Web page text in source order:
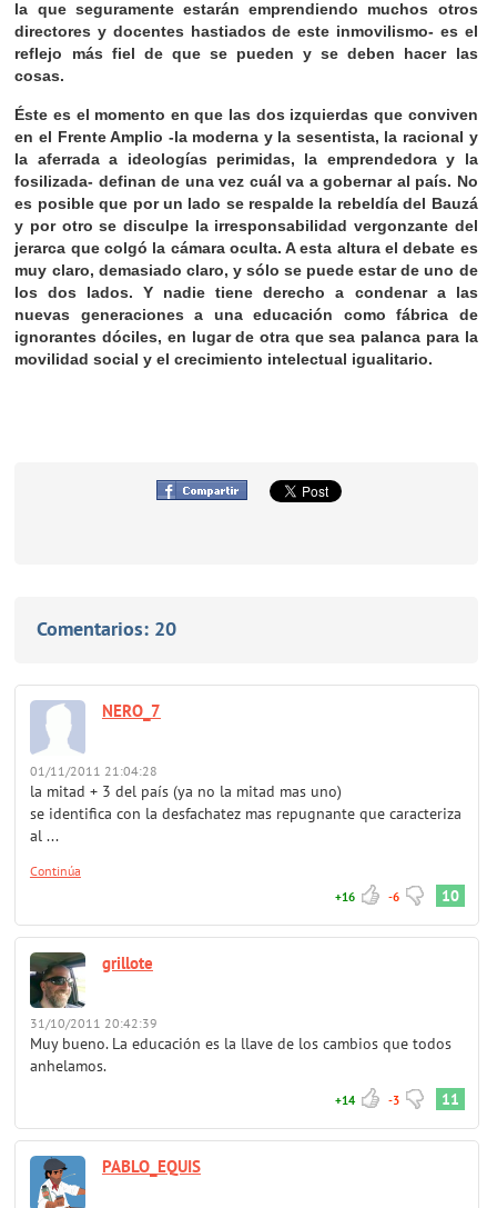
la que seguramente estarán emprendiendo muchos otros
directores y docentes hastiados de este inmovilismo- es el
reflejo más fiel de que se pueden y se deben hacer las
cosas.
Éste es el momento en que las dos izquierdas que conviven
en el Frente Amplio -la moderna y la sesentista, la racional y
la aferrada a ideologías perimidas, la emprendedora y la
fosilizada- definan de una vez cuál va a gobernar al país. No
es posible que por un lado se respalde la rebeldía del Bauzá
y por otro se disculpe la irresponsabilidad vergonzante del
jerarca que colgó la cámara oculta. A esta altura el debate es
muy claro, demasiado claro, y sólo se puede estar de uno de
los dos lados. Y nadie tiene derecho a condenar a las
nuevas generaciones a una educación como fábrica de
ignorantes dóciles, en lugar de otra que sea palanca para la
movilidad social y el crecimiento intelectual igualitario.
Comentarios: 20
NERO_7
01/11/2011 21:04:28
la mitad + 3 del país (ya no la mitad mas uno)
se identifica con la desfachatez mas repugnante que caracteriza
al ...
Continúa
+16 -6 10
grillote
31/10/2011 20:42:39
Muy bueno. La educación es la llave de los cambios que todos
anhelamos.
+14 -3 11
PABLO_EQUIS